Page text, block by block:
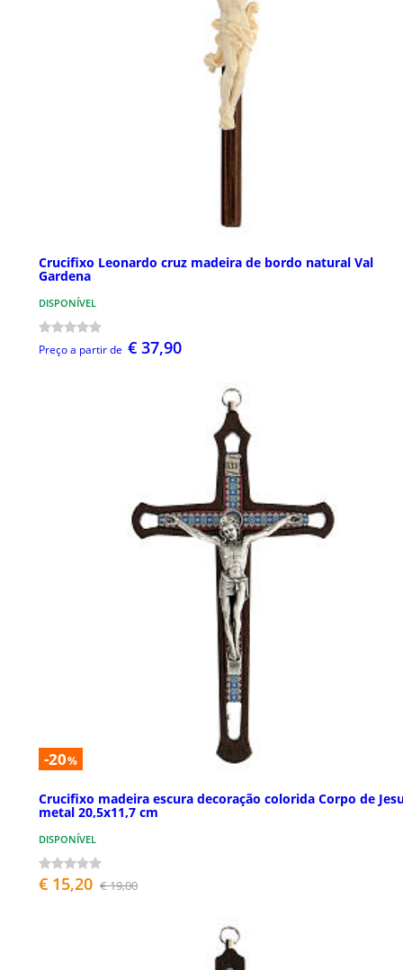
Crucifixo Leonardo cruz madeira de bordo natural Val
Gardena
DISPONÍVEL
Preço a partir de € 37,90
-20%
Crucifixo madeira escura decoração colorida Corpo de
metal 20,5x11,7 cm
DISPONÍVEL
€ 15,20 € 19,00